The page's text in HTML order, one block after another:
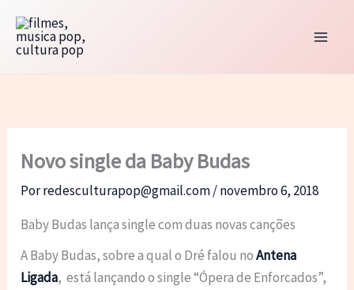
para
Novo single da Baby Budas
Porredesculturapop@gmail.com/novembro 6, 2018
Baby Budas lança single com duas novas canções
A Baby Budas, sobre a qual o Dré falou noAntena
Ligada, está lançando o single “Ópera de Enforcados”,